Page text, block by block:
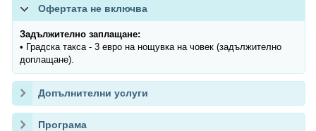
Офертата не включва
Задължително заплащане:
• Градска такса - 3 евро на нощувка на човек (задължително
доплащане).
Допълнителни услуги
Програма